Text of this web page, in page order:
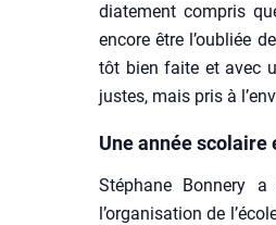
dia­te­ment com­pris
encore être l’oubliée
tôt bien faite et avec
justes, mais pris à
Une année scolaire
Sté­phane Bon­ne­ry
l’organisation de